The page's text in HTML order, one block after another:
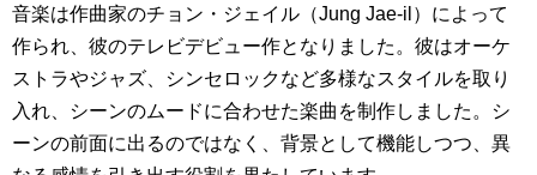
音楽は作曲家のチョン・ジェイル（Jung Jae-il）によって
作られ、彼のテレビデビュー作となりました。彼はオーケ
ストラやジャズ、シンセロックなど多様なスタイルを取り
入れ、シーンのムードに合わせた楽曲を制作しました。シ
ーンの前面に出るのではなく、背景として機能しつつ、異